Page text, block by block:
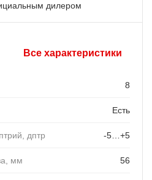
дилером
Все характеристики
8
Есть
дптр -5…+5
мм 56